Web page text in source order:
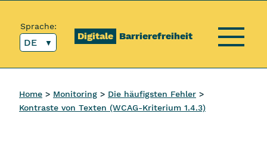
Digitale Barrierefreiheit
Sprache:
DE Menü
Home Monitoring
Die häufigsten Fehler
Kontraste von Texten (WCAG-Kriterium 1.4.3)